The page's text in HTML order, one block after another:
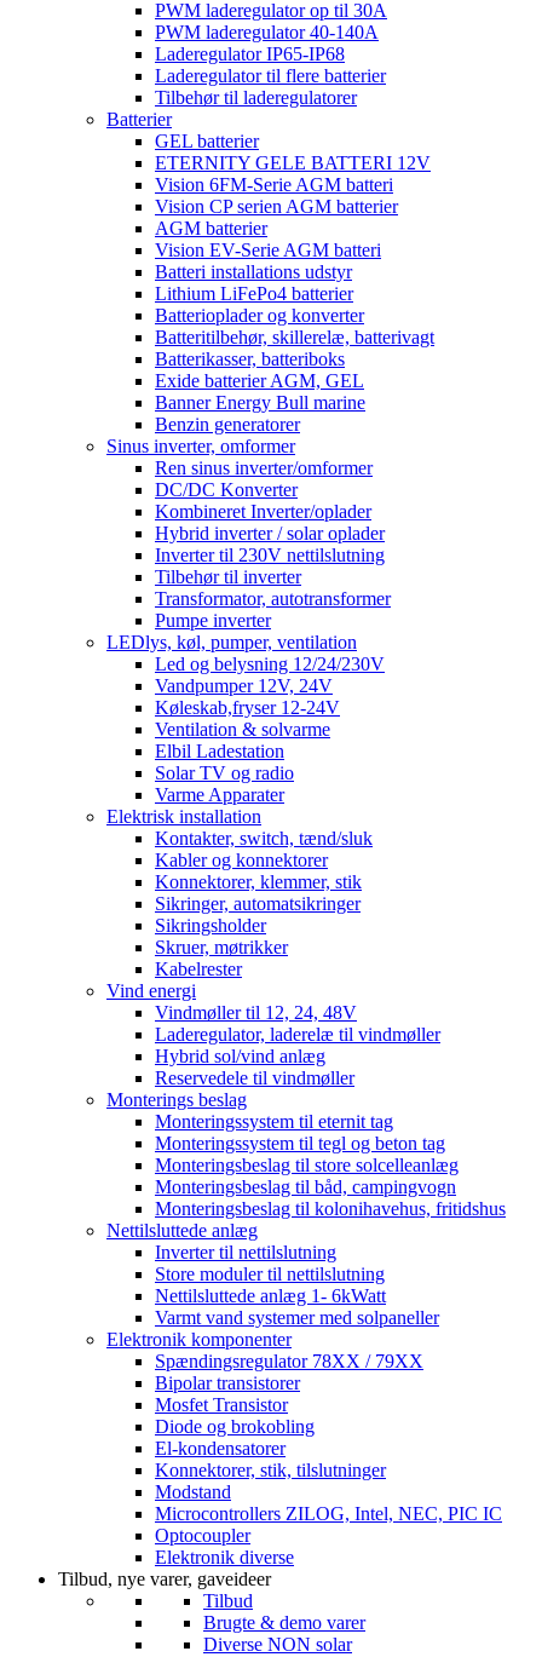
PWM laderegulator op til 30A
PWM laderegulator 40-140A
Laderegulator IP65-IP68
Laderegulator til flere batterier
Tilbehør til laderegulatorer
Batterier
GEL batterier
ETERNITY GELE BATTERI 12V
Vision 6FM-Serie AGM batteri
Vision CP serien AGM batterier
AGM batterier
Vision EV-Serie AGM batteri
Batteri installations udstyr
Lithium LiFePo4 batterier
Batterioplader og konverter
Batteritilbehør, skillerelæ, batterivagt
Batterikasser, batteriboks
Exide batterier AGM, GEL
Banner Energy Bull marine
Benzin generatorer
Sinus inverter, omformer
Ren sinus inverter/omformer
DC/DC Konverter
Kombineret Inverter/oplader
Hybrid inverter / solar oplader
Inverter til 230V nettilslutning
Tilbehør til inverter
Transformator, autotransformer
Pumpe inverter
LEDlys, køl, pumper, ventilation
Led og belysning 12/24/230V
Vandpumper 12V, 24V
Køleskab,fryser 12-24V
Ventilation & solvarme
Elbil Ladestation
Solar TV og radio
Varme Apparater
Elektrisk installation
Kontakter, switch, tænd/sluk
Kabler og konnektorer
Konnektorer, klemmer, stik
Sikringer, automatsikringer
Sikringsholder
Skruer, møtrikker
Kabelrester
Vind energi
Vindmøller til 12, 24, 48V
Laderegulator, laderelæ til vindmøller
Hybrid sol/vind anlæg
Reservedele til vindmøller
Monterings beslag
Monteringssystem til eternit tag
Monteringssystem til tegl og beton tag
Monteringsbeslag til store solcelleanlæg
Monteringsbeslag til båd, campingvogn
Monteringsbeslag til kolonihavehus, fritidshus
Nettilsluttede anlæg
Inverter til nettilslutning
Store moduler til nettilslutning
Nettilsluttede anlæg 1- 6kWatt
Varmt vand systemer med solpaneller
Elektronik komponenter
Spændingsregulator 78XX / 79XX
Bipolar transistorer
Mosfet Transistor
Diode og brokobling
El-kondensatorer
Konnektorer, stik, tilslutninger
Modstand
Microcontrollers ZILOG, Intel, NEC, PIC IC
Optocoupler
Elektronik diverse
Tilbud, nye varer, gaveideer
Tilbud
Brugte & demo varer
Diverse NON solar